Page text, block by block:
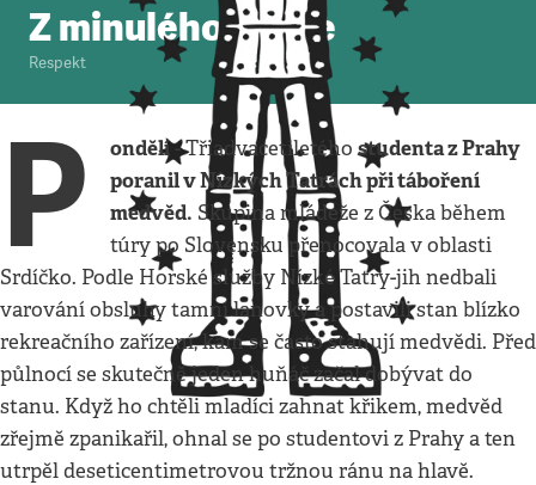
Z minulého týdne
Respekt
P ondělí- Třiadvacetiletéhostudenta z Prahy
poranil v Nízkých Tatrách při táboření
medvěd. Skupina mládeže z Česka během
túry po Slovensku přenocovala v oblasti
Srdíčko. Podle Horské služby Nízké Tatry-jih nedbali
varování obsluhy tamní lanovky a postavili stan blízko
rekreačního zařízení, kam se často stahují medvědi. Před
půlnocí se skutečně jeden huňáč začal dobývat do
stanu. Když ho chtěli mladíci zahnat křikem, medvěd
zřejmě zpanikařil, ohnal se po studentovi z Prahy a ten
utrpěl deseticentimetrovou tržnou ránu na hlavě.